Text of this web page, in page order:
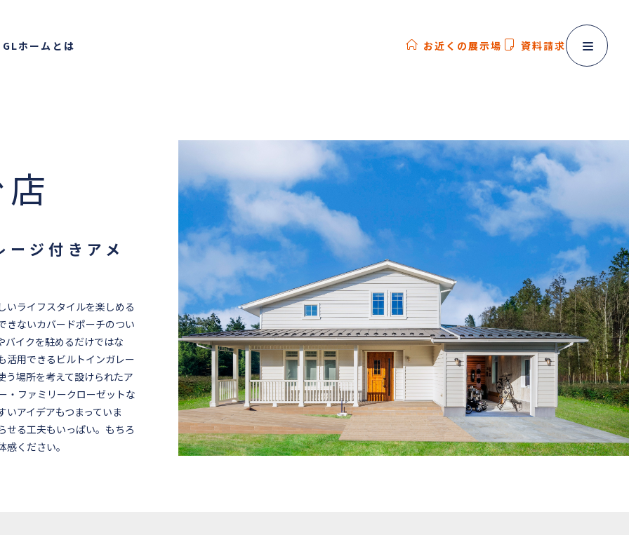
GLホームとは お近くの展示場 資料請求
ジ付きアメ
いライフスタイルを楽しめる
きないカバードポーチのつい
バイクを駐めるだけではな
活用できるビルトインガレー
う場所を考えて設けられたア
・ファミリークローゼットな
アイデアもつまっていま
せる工夫もいっぱい。もちろ
ください。